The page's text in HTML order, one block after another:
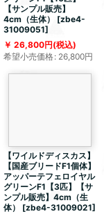
【サンプル販売】
4cm（生体）
[zbe4-
31009051]
26,800円(税込)
希望小売価格: 26,800円
【ワイルドディスカス】
【国産ブリードF1個体】
アッパーテフェロイヤル
グリーンF1【3匹】【サ
ンプル販売】4cm（生
体）
[zbe4-31009021]